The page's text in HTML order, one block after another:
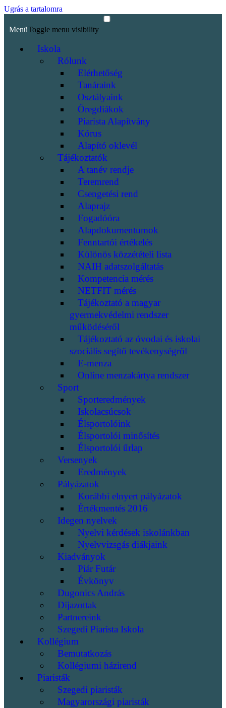
Ugrás a tartalomra
MenüToggle menu visibility
Iskola
Rólunk
Elérhetőség
Tanáraink
Osztályaink
Öregdiákok
Piarista Alapítvány
Kórus
Alapító oklevél
Tájékoztatók
A tanév rendje
Teremrend
Csengetési rend
Alaprajz
Fogadóóra
Alapdokumentumok
Fenntartói értékelés
Különös közzétételi lista
NAIH adatszolgáltatás
Kompetencia mérés
NETFIT mérés
Tájékoztató a magyar
gyermekvédelmi rendszer
működéséről
Tájékoztató az óvodai és iskolai
szociális segítő tevékenységről
E-menza
Online menzakártya rendszer
Sport
Sporteredmények
Iskolacsúcsok
Élsportolóink
Élsportolói minősítés
Élsportolói űrlap
Versenyek
Eredmények
Pályázatok
Korábbi elnyert pályázatok
Értékmentés 2016
Idegen nyelvek
Nyelvi kérdések iskolánkban
Nyelvvizsgás diákjaink
Kiadványok
Piár Futár
Évkönyv
Dugonics András
Díjazottak
Partnereink
Szegedi Piarista Iskola
Kollégium
Bemutatkozás
Kollégiumi házirend
Piaristák
Szegedi piaristák
Magyarországi piaristák